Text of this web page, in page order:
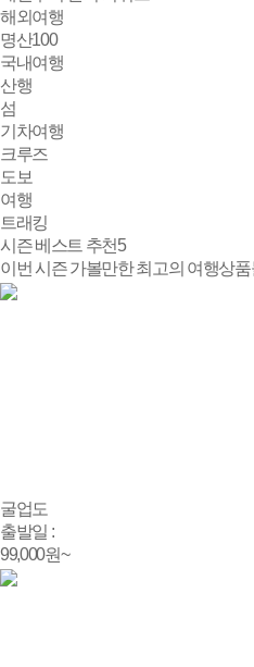
해외여행
명산100
국내여행
산행
섬
기차여행
크루즈
도보
여행
트래킹
시즌 베스트 추천5
이번 시즌 가볼만한 최고의 여행상
굴업도
출발일 :
99,000원~